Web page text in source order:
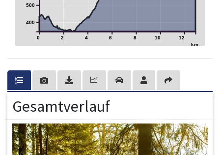
0 2 4 6 8 10 12
km
400
500
Gesamtverlauf